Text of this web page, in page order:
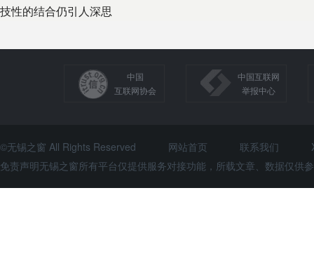
技性的结合仍引人深思
中国
互联网协会
中国互联网
举报中心
©无锡之窗 All Rights Reserved 网站首页 联系我们
免责声明无锡之窗所有平台仅提供服务对接功能，所载文章、数据仅